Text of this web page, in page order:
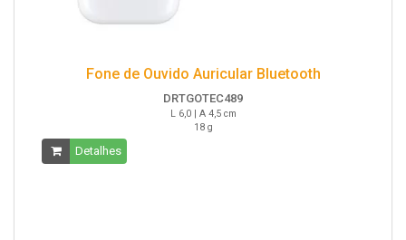
Fone de Ouvido Auricular Bluetooth
DRTGOTEC489
L 6,0 | A 4,5 cm
18 g
Detalhes